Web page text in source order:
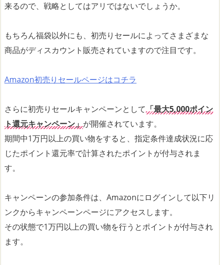
来るので、戦略としてはアリではないでしょうか。
もちろん福袋以外にも、初売りセールによってさまざまな
商品がディスカウント販売されていますので注目です。
Amazon初売りセールページはコチラ
さらに初売りセールキャンペーンとして「最大5,000ポイン
ト還元キャンペーン」が開催されています。
期間中1万円以上の買い物をすると、指定条件達成状況に応
じたポイント還元率で計算されたポイントが付与されま
す。
キャンペーンの参加条件は、Amazonにログインして以下リ
ンクからキャンペーンページにアクセスします。
その状態で1万円以上の買い物を行うとポイントが付与され
ます。